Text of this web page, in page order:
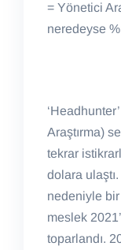
= Yönetici
neredeyse
Araştırma)
tekrar
dolara
nedeniyle
meslek
toparlandı.